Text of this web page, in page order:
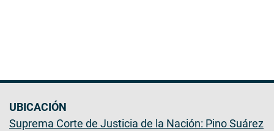
UBICACIÓN
Suprema Corte de Justicia de la Nación: Pino Suárez